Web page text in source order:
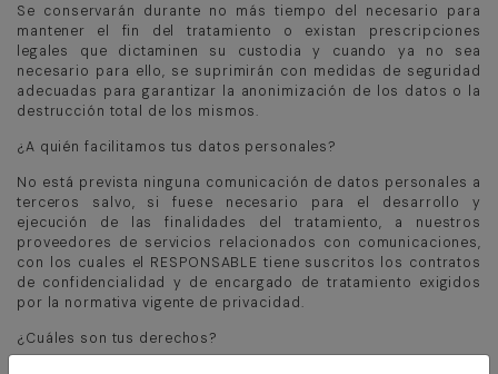
Se conservarán durante no más tiempo del necesario para
mantener el fin del tratamiento o existan prescripciones
legales que dictaminen su custodia y cuando ya no sea
necesario para ello, se suprimirán con medidas de seguridad
adecuadas para garantizar la anonimización de los datos o la
destrucción total de los mismos.
¿A quién facilitamos tus datos personales?
No está prevista ninguna comunicación de datos personales a
terceros salvo, si fuese necesario para el desarrollo y
ejecución de las finalidades del tratamiento, a nuestros
proveedores de servicios relacionados con comunicaciones,
con los cuales el RESPONSABLE tiene suscritos los contratos
de confidencialidad y de encargado de tratamiento exigidos
por la normativa vigente de privacidad.
¿Cuáles son tus derechos?